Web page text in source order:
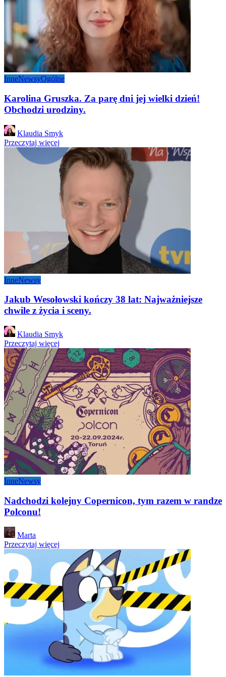
InneNewsyOgólne
Karolina Gruszka. Za parę dni jej wielki dzień!
Obchodzi urodziny.
Posted
by
Klaudia Smyk
Przeczytaj więcej
InneNewsy
Jakub Wesołowski kończy 38 lat: Najważniejsze
chwile z życia i sceny.
Posted
by
Klaudia Smyk
Przeczytaj więcej
InneNewsy
Nadchodzi kolejny Copernicon, tym razem w randze
Polconu!
Posted
by
Marta
Przeczytaj więcej